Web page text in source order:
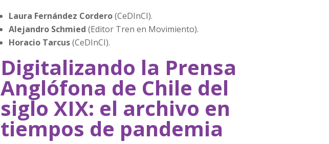
Laura Fernández Cordero(CeDInCI).
Alejandro Schmied (Editor Tren en Movimiento).
Horacio Tarcus(CeDInCI).
Digitalizando la Prensa
Anglófona de Chile del
siglo XIX: el archivo en
tiempos de pandemia